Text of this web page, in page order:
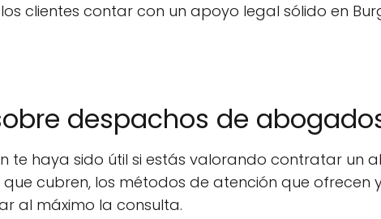
clientes contar con un apoyo legal sólido en
despachos de
te haya sido útil si estás valorando contratar un
cubren, los métodos de atención que ofrecen
al máximo la consulta.